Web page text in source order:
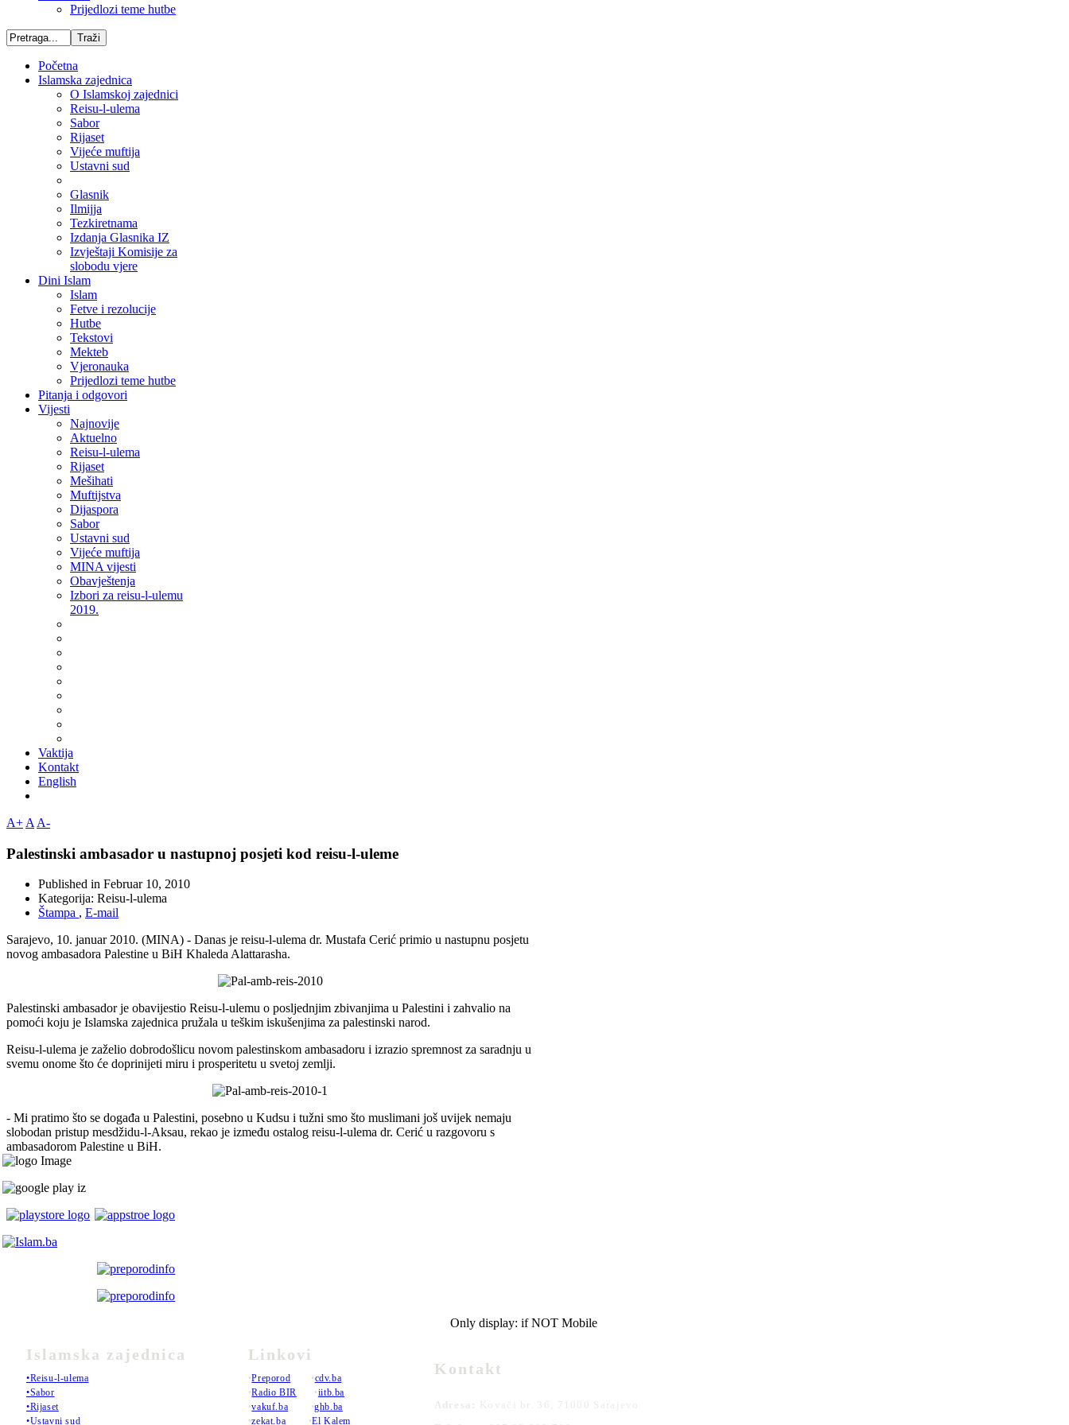
Prijedlozi teme hutbe
Početna
Islamska zajednica
O Islamskoj zajednici
Reisu-l-ulema
Sabor
Rijaset
Vijeće muftija
Ustavni sud
Glasnik
Ilmijja
Tezkiretnama
Izdanja Glasnika IZ
Izvještaji Komisije za
slobodu vjere
Dini Islam
Islam
Fetve i rezolucije
Hutbe
Tekstovi
Mekteb
Vjeronauka
Prijedlozi teme hutbe
Pitanja i odgovori
Vijesti
Najnovije
Aktuelno
Reisu-l-ulema
Rijaset
Mešihati
Muftijstva
Dijaspora
Sabor
Ustavni sud
Vijeće muftija
MINA vijesti
Obavještenja
Izbori za reisu-l-ulemu
2019.
Vaktija
Kontakt
English
A+ A A-
Palestinski ambasador u nastupnoj posjeti kod reisu-l-uleme
Published in Februar 10, 2010
Kategorija: Reisu-l-ulema
Štampa , E-mail
Sarajevo, 10. januar 2010. (MINA) - Danas je reisu-l-ulema dr. Mustafa Cerić primio u nastupnu posjetu
novog ambasadora Palestine u BiH Khaleda Alattarasha.
Palestinski ambasador je obavijestio Reisu-l-ulemu o posljednjim zbivanjima u Palestini i zahvalio na
pomoći koju je Islamska zajednica pružala u teškim iskušenjima za palestinski narod.
Reisu-l-ulema je zaželio dobrodošlicu novom palestinskom ambasadoru i izrazio spremnost za saradnju u
svemu onome što će doprinijeti miru i prosperitetu u svetoj zemlji.
- Mi pratimo što se događa u Palestini, posebno u Kudsu i tužni smo što muslimani još uvijek nemaju
slobodan pristup mesdžidu-l-Aksau, rekao je između ostalog reisu-l-ulema dr. Cerić u razgovoru s
ambasadorom Palestine u BiH.
Islamska zajednica
•Reisu-l-ulema
•Sabor
•Rijaset
•Ustavni sud
Only display: if NOT Mobile
Linkovi
•Preporod •cdv.ba
•Radio BIR •iitb.ba
•vakuf.ba •ghb.ba
•zekat.ba •El Kalem
Kontakt
Adresa:
Kovači br. 36, 71000 Sarajevo